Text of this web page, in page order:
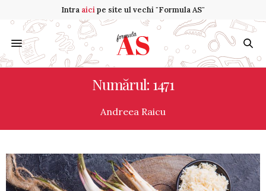
Intra aicipe site ul vechi "Formula AS"
Numărul: 1471
Andreea Raicu